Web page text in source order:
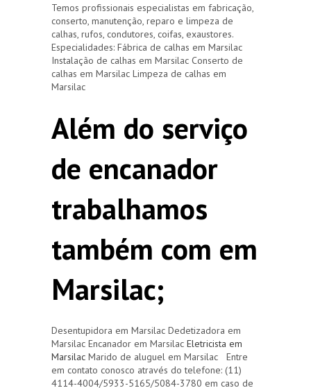
Temos profissionais especialistas em fabricação,
conserto, manutenção, reparo e limpeza de
calhas, rufos, condutores, coifas, exaustores.
Especialidades: Fábrica de calhas em Marsilac
Instalação de calhas em Marsilac Conserto de
calhas em Marsilac Limpeza de calhas em
Marsilac
Além do serviço
de encanador
trabalhamos
também com em
Marsilac;
Desentupidora em Marsilac Dedetizadora em
Marsilac Encanador em Marsilac Eletricista em
Marsilac Marido de aluguel em Marsilac Entre
em contato conosco através do telefone: (11)
4114-4004/5933-5165/5084-3780 em caso de